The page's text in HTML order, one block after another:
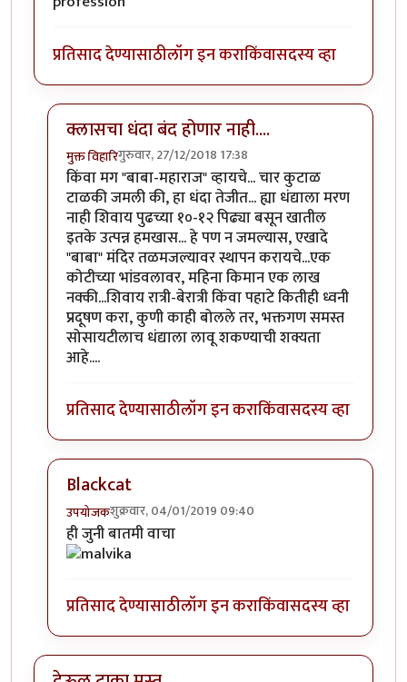
प्रतिसाद देण्यासाठीलॉग इन कराकिंवासदस्य व्हा
क्लासचा धंदा बंद होणार नाही....
मुक्त विहारिगुरुवार, 27/12/2018 17:38
In reply toछानbyBlackcat (verified= न पडताळणी
किंवा मग "बाबा-महाराज" व्हायचे... चार कुटाळ
टाळकी जमली की, हा धंदा तेजीत... ह्या धंद्याला मरण
नाही शिवाय पुढच्या १०-१२ पिढ्या बसून खातील
इतके उत्पन्न हमखास... हे पण न जमल्यास, एखादे
"बाबा" मंदिर तळमजल्यावर स्थापन करायचे...एक
कोटीच्या भांडवलावर, महिना किमान एक लाख
नक्की...शिवाय रात्री-बेरात्री किंवा पहाटे कितीही ध्वनी
प्रदूषण करा, कुणी काही बोलले तर, भक्तगण समस्त
सोसायटीलाच धंद्याला लावू शकण्याची शक्यता
आहे....
प्रतिसाद देण्यासाठीलॉग इन कराकिंवासदस्य व्हा
Blackcat
उपयोजकशुक्रवार, 04/01/2019 09:40
In reply toछानby
ही जुनी बातमी वाचा
प्रतिसाद देण्यासाठीलॉग इन कराकिंवासदस्य व्हा